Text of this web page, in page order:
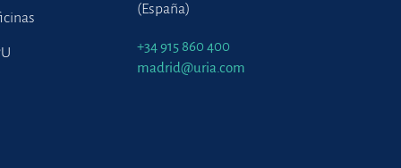
(España)
+34 915 860 400
madrid@uria.com